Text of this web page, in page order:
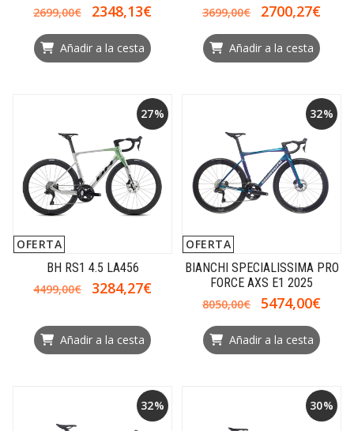
2699,00€
2348,13€
Añadir a la cesta
3699,00€
2700,27€
Añadir a la cesta
27%
OFERTA
BH RS1 4.5 LA456
4499,00€
3284,27€
Añadir a la cesta
32%
OFERTA
BIANCHI SPECIALISSIMA PRO
FORCE AXS E1 2025
8050,00€
5474,00€
Añadir a la cesta
32% 30%